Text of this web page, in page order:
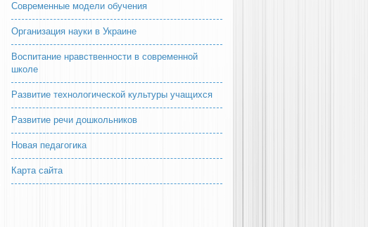
Современные модели обучения
Организация науки в Украине
Воспитание нравственности в современной
школе
Развитие технологической культуры учащихся
Развитие речи дошкольников
Новая педагогика
Карта сайта